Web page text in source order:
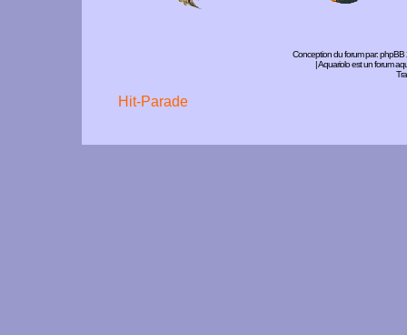
Conception du forum par:phpBB
| Aquariolo est un forum